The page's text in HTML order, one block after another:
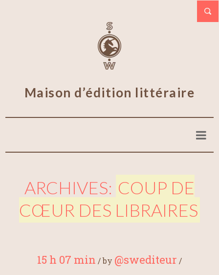
Maison d’édition littéraire
ARCHIVES: COUP DE
CŒUR DES LIBRAIRES
15 h 07 min /by @swediteur /